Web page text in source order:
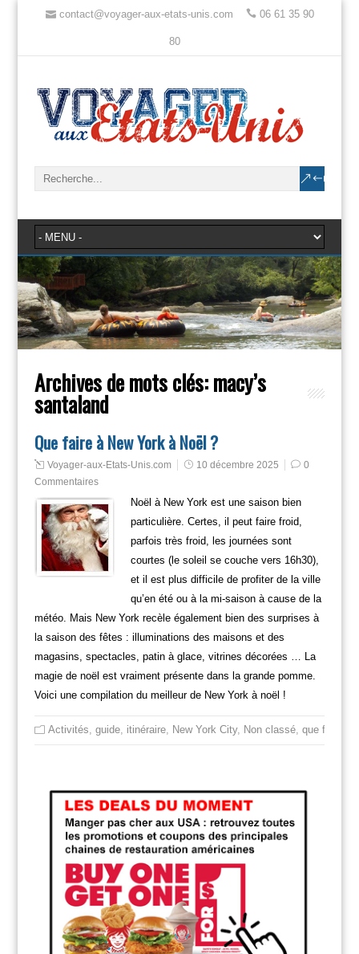
contact@voyager-aux-etats-unis.com 06 61 35 90
80
Archives de mots clés:macy’s
santaland
Que faire à New York à Noël ?
Voyager-aux-Etats-Unis.com 10 décembre 2025
0
Commentaires
Noël à New York est une saison bien
particulière. Certes, il peut faire froid,
parfois très froid, les journées sont
courtes (le soleil se couche vers 16h30),
et il est plus difficile de profiter de la ville
qu’en été ou à la mi-saison à cause de la
météo. Mais New York recèle également bien des surprises à
la saison des fêtes : illuminations des maisons et des
magasins, spectacles, patin à glace, vitrines décorées … La
magie de noël est vraiment présente dans la grande pomme.
Voici une compilation du meilleur de New York à noël !
Activités guide, itinéraire, New York City, Non classé, que faire à